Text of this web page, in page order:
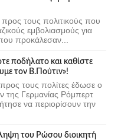
τους πολιτικούς που
εμβολιασμούς για
προκάλεσαν...
ποδήλατο και καθίστε
τον Β.Πούτιν»!
τους πολίτες έδωσε ο
της Γερμανίας Ρόμπερτ
να περιορίσουν την
του Ρώσου διοικητή